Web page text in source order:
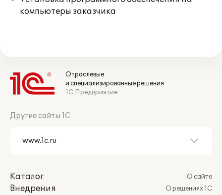
компьютеры заказчика
Отраслевые
и специализированные решения
1С:Предприятие
Другие сайты 1С
Каталог
Внедрения
О сайте
О решениях 1С